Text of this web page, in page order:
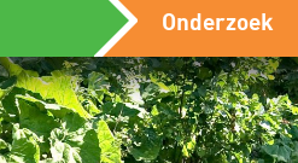
Onderzoek